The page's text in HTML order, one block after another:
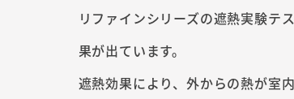
リファインシリーズの遮熱実験テ
果が出ています。
遮熱効果により、外からの熱が室